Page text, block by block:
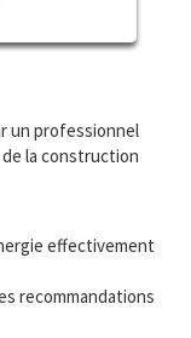
un professionnel
de la construction
effectivement
recommandations